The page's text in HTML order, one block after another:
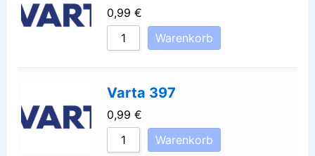
0,99 €
Warenkorb
Varta 397
0,99 €
Warenkorb